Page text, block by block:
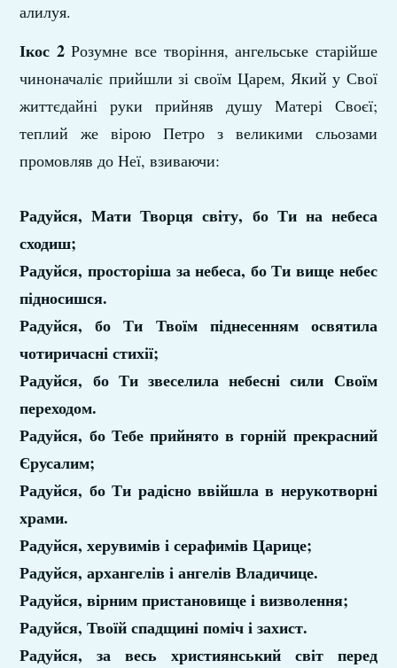
алилуя.
Ікос 2Розумне все творіння, ангельське старійше
чиноначаліє прийшли зі своїм Царем, Який у Свої
життєдайні руки прийняв душу Матері Своєї;
теплий же вірою Петро з великими сльозами
промовляв до Неї, взиваючи:
Радуйся, Мати Творця світу, бо Ти на небеса
сходиш;
Радуйся, просторіша за небеса, бо Ти вище небес
підносишся.
Радуйся, бо Ти Твоїм піднесенням освятила
чотиричасні стихії;
Радуйся, бо Ти звеселила небесні сили Своїм
переходом.
Радуйся, бо Тебе прийнято в горній прекрасний
Єрусалим;
Радуйся, бо Ти радісно ввійшла в нерукотворні
храми.
Радуйся, херувимів і серафимів Царице;
Радуйся, архангелів і ангелів Владичице.
Радуйся, вірним пристановище і визволення;
Радуйся, Твоїй спадщині поміч і захист.
Радуйся, за весь християнський світ перед